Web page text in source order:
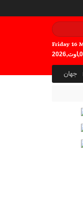
Friday 16
جهان